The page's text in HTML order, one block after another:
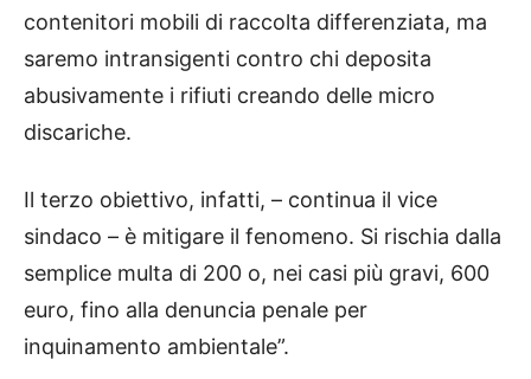
contenitori mobili di raccolta differenziata, ma
saremo intransigenti contro chi deposita
abusivamente i rifiuti creando delle micro
discariche.
Il terzo obiettivo, infatti, – continua il vice
sindaco – è mitigare il fenomeno. Si rischia dalla
semplice multa di 200 o, nei casi più gravi, 600
euro, fino alla denuncia penale per
inquinamento ambientale”.